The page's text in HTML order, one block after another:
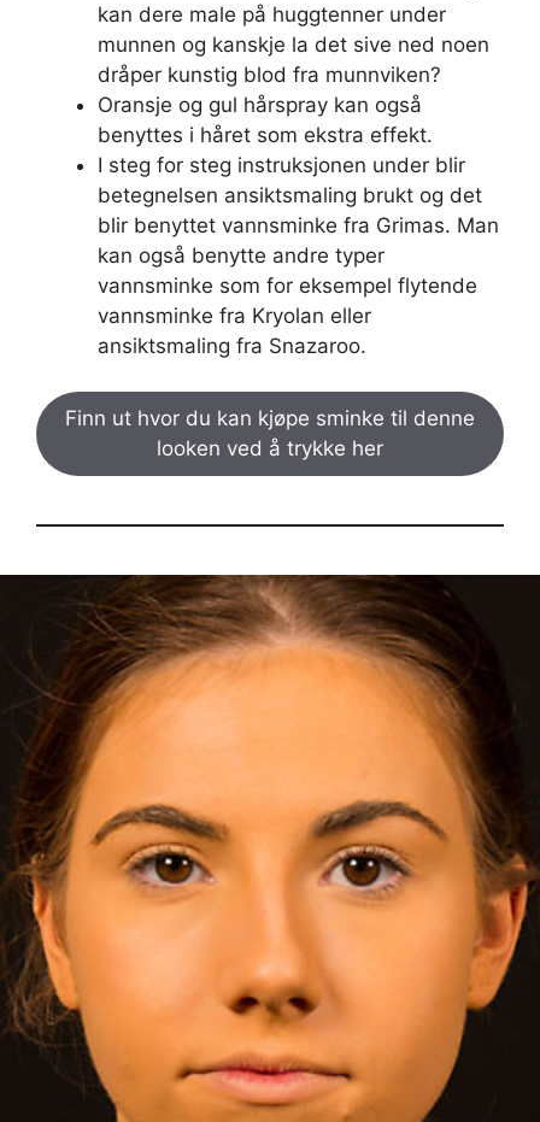
kan dere male på huggtenner under
munnen og kanskje la det sive ned noen
dråper kunstig blod fra munnviken?
Oransje og gul hårspray kan også
benyttes i håret som ekstra effekt.
I steg for steg instruksjonen under blir
betegnelsen ansiktsmaling brukt og det
blir benyttet vannsminke fra Grimas. Man
kan også benytte andre typer
vannsminke som for eksempel flytende
vannsminke fra Kryolan eller
ansiktsmaling fra Snazaroo.
Finn ut hvor du kan kjøpe sminke til denne
looken ved å trykke her